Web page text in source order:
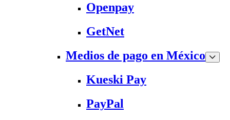
Openpay
GetNet
Medios de pago en México
Kueski Pay
PayPal